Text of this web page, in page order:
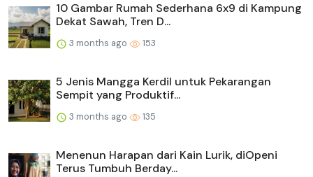
10 Gambar Rumah Sederhana 6x9 di Kampung
Dekat Sawah, Tren D...
3 months ago 153
5 Jenis Mangga Kerdil untuk Pekarangan
Sempit yang Produktif...
3 months ago 135
Menenun Harapan dari Kain Lurik, diOpeni
Terus Tumbuh Berday...